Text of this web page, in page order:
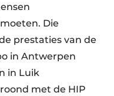
Die
prestaties van de
in Antwerpen
in Luik
met de HIP